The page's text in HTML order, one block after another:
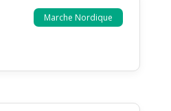
Marche Nordique